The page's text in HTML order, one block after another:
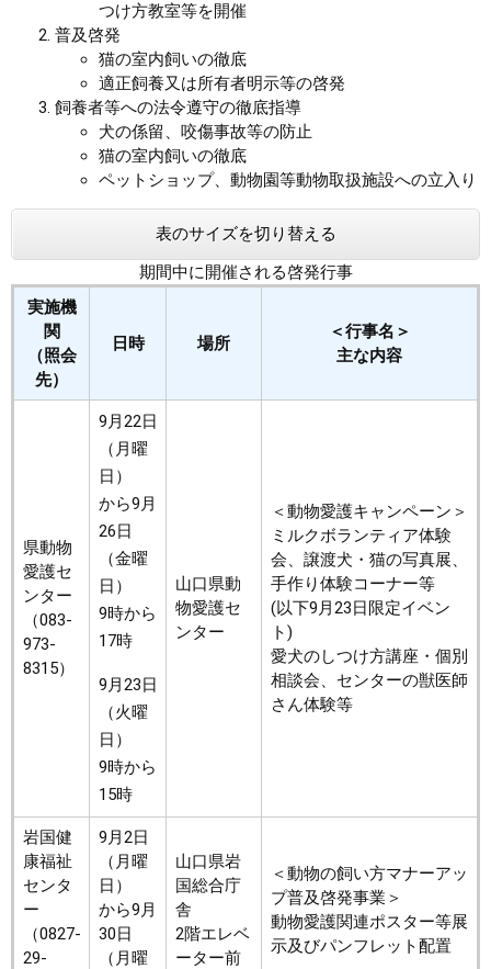
つけ方教室等を開催
普及啓発
猫の室内飼いの徹底
適正飼養又は所有者明示等の啓発
飼養者等への法令遵守の徹底指導
犬の係留、咬傷事故等の防止
猫の室内飼いの徹底
ペットショップ、動物園等動物取扱施設への立入り
表のサイズを切り替える
期間中に開催される啓発行事
実施機
関
（照会
先）
日時 場所
＜行事名＞
主な内容
県動物
愛護セ
ンター
（083-
973-
8315）
9月22日
（月曜
日）
から9月
26日
（金曜
日）
9時から
17時
9月23日
（火曜
日）
9時から
15時
山口県動
物愛護セ
ンター
＜動物愛護キャンペーン＞
ミルクボランティア体験
会、譲渡犬・猫の写真展、
手作り体験コーナー等
(以下9月23日限定イベン
ト)
愛犬のしつけ方講座・個別
相談会、センターの獣医師
さん体験等
岩国健
康福祉
センタ
ー
（0827-
29-
9月2日
（月曜
日）
から9月
30日
（月曜
山口県岩
国総合庁
舎
2階エレベ
ーター前
＜動物の飼い方マナーアッ
プ普及啓発事業＞
動物愛護関連ポスター等展
示及びパンフレット配置